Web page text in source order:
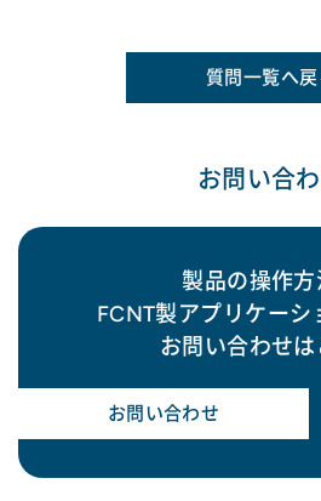
質問一覧へ戻
お問い合
製品の操作方
FCNT製アプリケーシ
お問い合わせは
お問い合わせ